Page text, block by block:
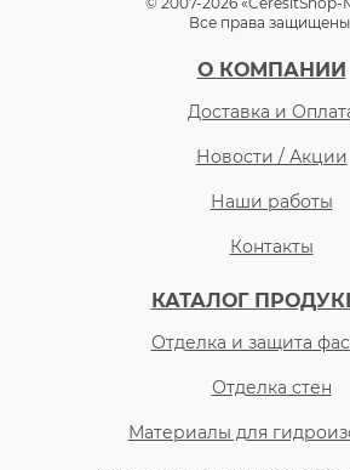
Все права
О КОМПАНИИ
Доставка и
Новости / Акции
Наши работы
Контакты
КАТАЛОГ
Отделка и защита
Отделка стен
Материалы для